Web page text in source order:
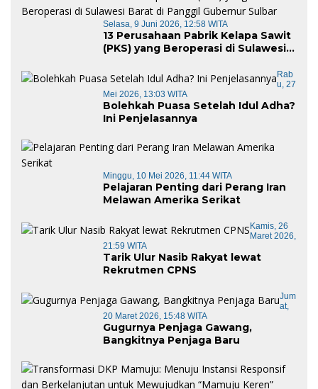
Selasa, 9 Juni 2026, 12:58 WITA
13 Perusahaan Pabrik Kelapa Sawit
(PKS) yang Beroperasi di Sulawesi
Rab
U, 27
Mei 2026, 13:03 WITA
Bolehkah Puasa Setelah Idul Adha?
Ini Penjelasannya
Minggu, 10 Mei 2026, 11:44 WITA
Pelajaran Penting dari Perang Iran
Melawan Amerika Serikat
Kamis, 26
Maret 2026,
21:59 WITA
Tarik Ulur Nasib Rakyat lewat
Rekrutmen CPNS
Jum
At,
20 Maret 2026, 15:48 WITA
Gugurnya Penjaga Gawang,
Bangkitnya Penjaga Baru